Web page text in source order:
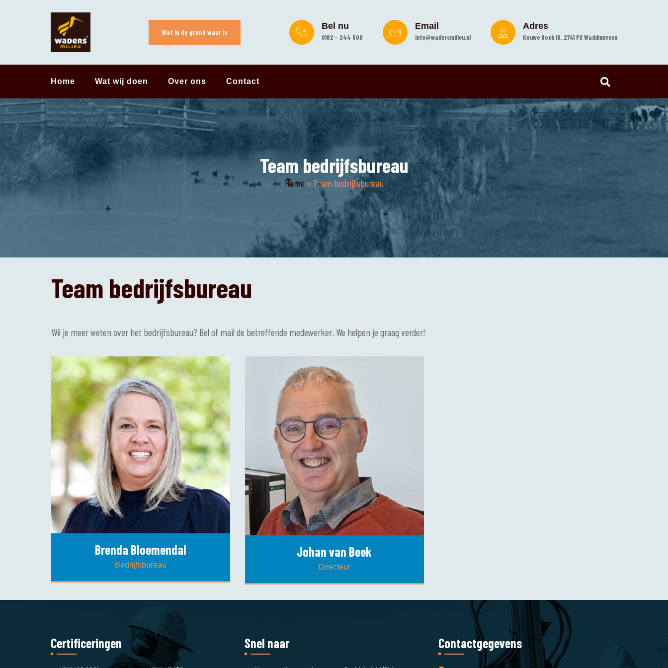
Wat in de grond waar is
Bel nu
0182 - 244 500
Email
info@wadersmilieu.nl
Adres
Kouwe Hoek 18, 2741 PX Waddinxveen
Home Wat wij doen Over ons Contact
Team bedrijfsbureau
Home » Team bedrijfsbureau
Team bedrijfsbureau
Wil je meer weten over het bedrijfsbureau? Bel of mail de betreffende medewerker. We helpen je graag verder!
Brenda Bloemendal
Bedrijfsbureau
Johan van Beek
Directeur
Certificeringen Snel naar Contactgegevens